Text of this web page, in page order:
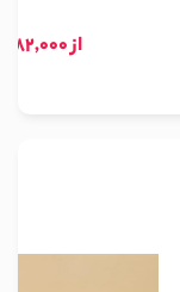
از 82,000 تومان